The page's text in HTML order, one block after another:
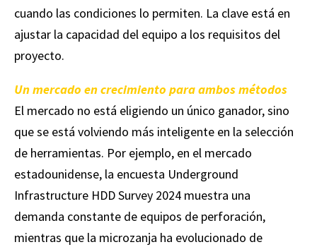
cuando las condiciones lo permiten. La clave está en
ajustar la capacidad del equipo a los requisitos del
proyecto.
Un mercado en crecimiento para ambos métodos
El mercado no está eligiendo un único ganador, sino
que se está volviendo más inteligente en la selección
de herramientas. Por ejemplo, en el mercado
estadounidense, la encuesta Underground
Infrastructure HDD Survey 2024 muestra una
demanda constante de equipos de perforación,
mientras que la microzanja ha evolucionado de